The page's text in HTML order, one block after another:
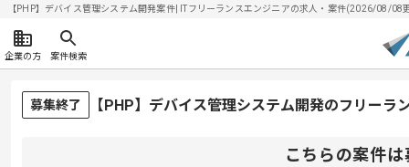
【PHP】デバイス管理システム開発案件| ITフリーランスエンジニアの求人・案件(2026/08/08
企業の方 案件検索
募集終了 【PHP】デバイス管理システム開発のフリーラ
こちらの案件